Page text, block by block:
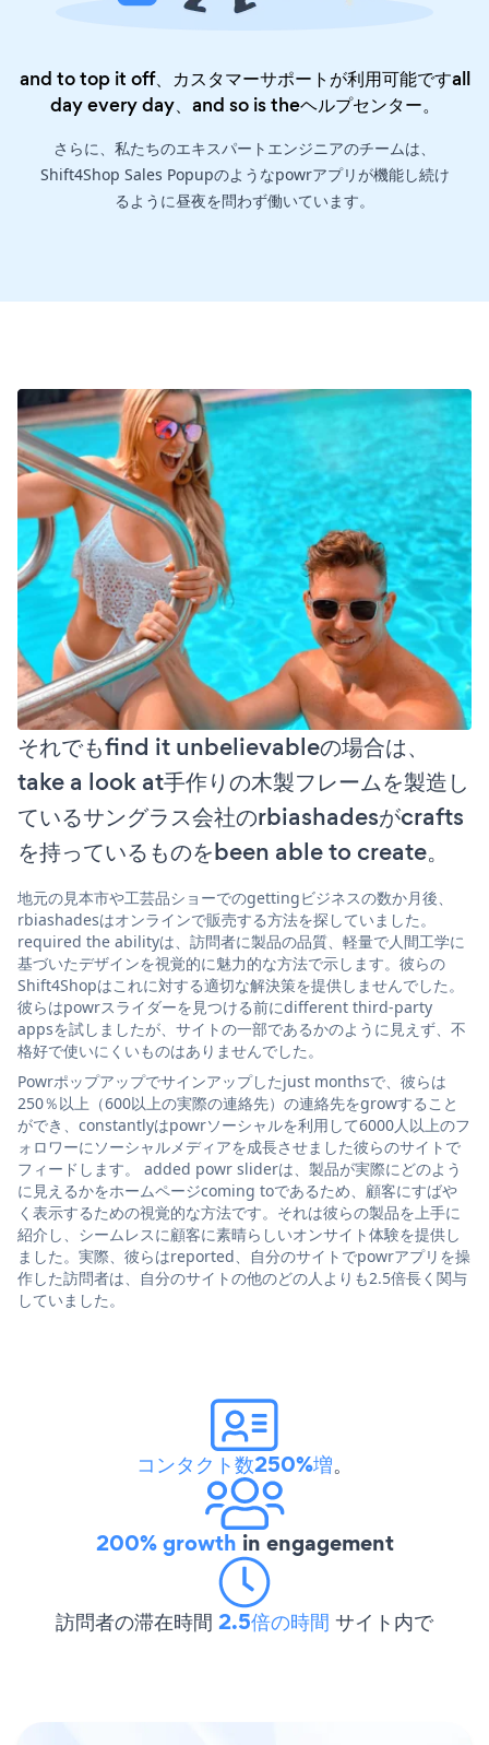
and to top it off、カスタマーサポートが利用可能ですall
day every day、and so is theヘルプセンター。
さらに、私たちのエキスパートエンジニアのチームは、
Shift4Shop Sales Popupのようなpowrアプリが機能し続け
るように昼夜を問わず働いています。
それでもfind it unbelievableの場合は、
take a look at手作りの木製フレームを製造し
ているサングラス会社のrbiashadesがcrafts
を持っているものをbeen able to create。
地元の見本市や工芸品ショーでのgettingビジネスの数か月後、
rbiashadesはオンラインで販売する方法を探していました。
required the abilityは、訪問者に製品の品質、軽量で人間工学に
基づいたデザインを視覚的に魅力的な方法で示します。彼らの
Shift4Shopはこれに対する適切な解決策を提供しませんでした。
彼らはpowrスライダーを見つける前にdifferent third-party
appsを試しましたが、サイトの一部であるかのように見えず、不
格好で使いにくいものはありませんでした。
Powrポップアップでサインアップしたjust monthsで、彼らは
250％以上（600以上の実際の連絡先）の連絡先をgrowすること
ができ、constantlyはpowrソーシャルを利用して6000人以上のフ
ォロワーにソーシャルメディアを成長させました彼らのサイトで
フィードします。 added powr sliderは、製品が実際にどのよう
に見えるかをホームページcoming toであるため、顧客にすばや
く表示するための視覚的な方法です。それは彼らの製品を上手に
紹介し、シームレスに顧客に素晴らしいオンサイト体験を提供し
ました。実際、彼らはreported、自分のサイトでpowrアプリを操
作した訪問者は、自分のサイトの他のどの人よりも2.5倍長く関与
していました。
コンタクト数250%増。
200% growth in engagement
訪問者の滞在時間 2.5倍の時間 サイト内で